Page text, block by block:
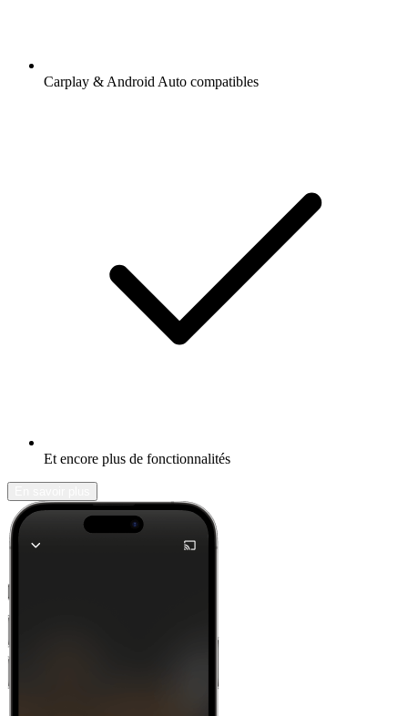
Carplay & Android Auto compatibles
Et encore plus de fonctionnalités